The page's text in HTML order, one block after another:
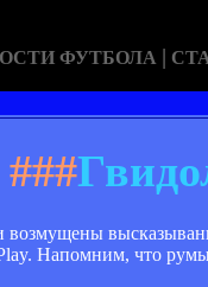
ФУТБОЛА |
###
Напомним, что